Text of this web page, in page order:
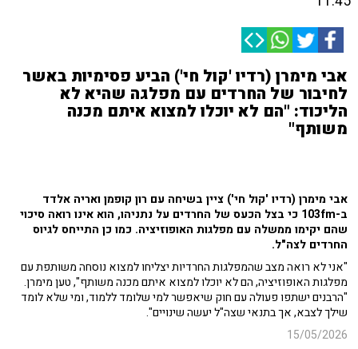
אבי מימרן (רדיו 'קול חי') הביע פסימיות באשר
לחיבור של החרדים עם מפלגה שהיא לא
הליכוד: "הם לא יוכלו למצוא איתם מכנה
משותף"
אבי מימרן (רדיו 'קול חי') ציין בשיחה עם רון קופמן ואריה אלדד
ב-103fm כי בצל הכעס של החרדים על נתניהו, הוא אינו רואה סיכוי
שהם יקימו ממשלה עם מפלגות האופוזיציה. כמו כן התייחס לגיוס
החרדים לצה"ל.
"אני לא רואה מצב שהמפלגות החרדיות יצליחו למצוא נוסחה משותפת עם
מפלגות האופוזיציה, הם לא יוכלו למצוא איתם מכנה משותף", טען מימרן.
"הרבנים ישתפו פעולה עם חוק שיאפשר למי שלומד ללמוד, ומי שלא לומד
שילך לצבא, אך בתנאי שצה"ל יעשה שינויים".
15/05/2026